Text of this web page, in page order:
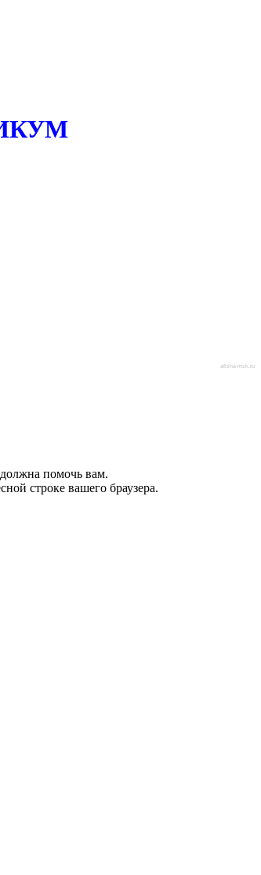
afisha-msk.ru
помочь вам.
строке вашего браузера.